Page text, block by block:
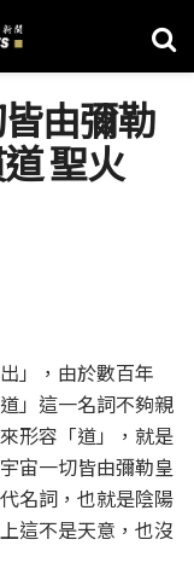
由彌勒
聖火
」，由於數百年
」這一名詞不夠親
形容「道」，就是
宙一切皆由彌勒皇
名詞，也就是陰陽
這不是天意，也沒